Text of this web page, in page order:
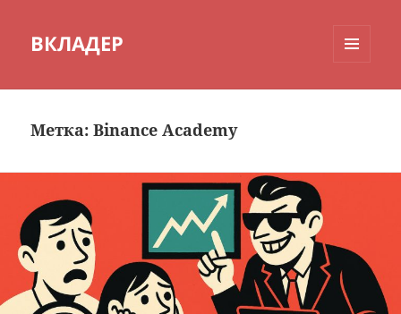
ВКЛАДЕР
Метка:Binance Academy